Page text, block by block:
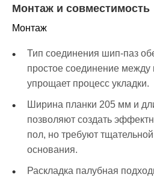
Монтаж и совместимость
Монтаж
Тип соединения шип-паз
простое соединение между
упрощает процесс укладки.
Ширина планки 205 мм и
позволяют создать
пол, но требуют тщательной
основания.
Раскладка палубная